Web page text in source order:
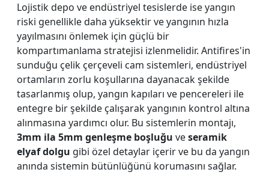
Lojistik depo ve endüstriyel tesislerde ise yangın
riski genellikle daha yüksektir ve yangının hızla
yayılmasını önlemek için güçlü bir
kompartımanlama stratejisi izlenmelidir. Antifires'in
sunduğu çelik çerçeveli cam sistemleri, endüstriyel
ortamların zorlu koşullarına dayanacak şekilde
tasarlanmış olup, yangın kapıları ve pencereleri ile
entegre bir şekilde çalışarak yangının kontrol altına
alınmasına yardımcı olur. Bu sistemlerin montajı,
3mm ila 5mm genleşme boşluğu veseramik
elyaf dolgu gibi özel detaylar içerir ve bu da yangın
anında sistemin bütünlüğünü korumasını sağlar.